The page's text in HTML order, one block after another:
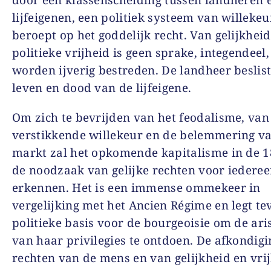
lijfeigenen, een politiek systeem van
beroept op het goddelijk recht. Van
politieke vrijheid is geen sprake, integendeel,
worden ijverig bestreden. De landheer
leven en dood van de lijfeigene.
Om zich te bevrijden van het feodalisme,
verstikkende willekeur en de belemmering
markt zal het opkomende kapitalisme in de
de noodzaak van gelijke rechten voor
erkennen. Het is een immense ommekeer in
vergelijking met het Ancien Régime en legt
politieke basis voor de bourgeoisie om de
van haar privilegies te ontdoen. De
rechten van de mens en van gelijkheid en